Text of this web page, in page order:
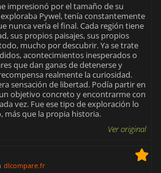
impresionó por el tamaño de su
Pywel, tenía constantemente
nunca vería el final. Cada región tiene
sus propios paisajes, sus propios
mucho por descubrir. Ya se trate
acontecimientos inesperados o
que dan ganas de detenerse y
realmente la curiosidad.
sensación de libertad. Podía partir en
objetivo concreto y encontrarme con
vez. Fue ese tipo de exploración lo
más que la propia historia.
Ver original
dlcompare.fr